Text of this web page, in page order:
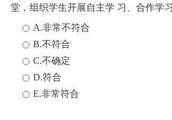
堂，组织学生开展自主学 习、合作学
A.非常不符合
B.不符合
C.不确定
D.符合
E.非常符合